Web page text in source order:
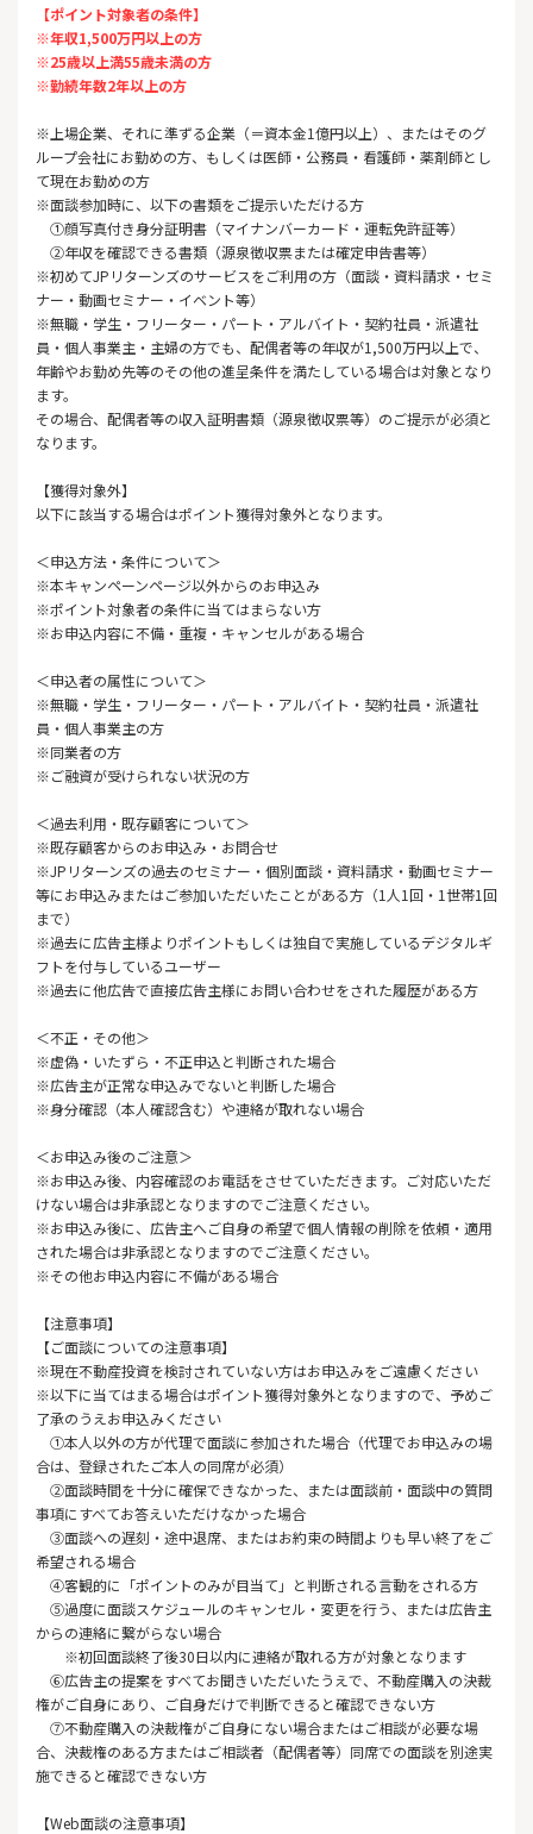
【ポイント対象者の条件】
※年収1,500万円以上の方
※25歳以上満55歳未満の方
※勤続年数2年以上の方
※上場企業、それに準ずる企業（＝資本金1億円以上）、またはそのグ
ループ会社にお勤めの方、もしくは医師・公務員・看護師・薬剤師とし
て現在お勤めの方
※面談参加時に、以下の書類をご提示いただける方
①顔写真付き身分証明書（マイナンバーカード・運転免許証等）
②年収を確認できる書類（源泉徴収票または確定申告書等）
※初めてJPリターンズのサービスをご利用の方（面談・資料請求・セミ
ナー・動画セミナー・イベント等）
※無職・学生・フリーター・パート・アルバイト・契約社員・派遣社
員・個人事業主・主婦の方でも、配偶者等の年収が1,500万円以上で、
年齢やお勤め先等のその他の進呈条件を満たしている場合は対象となり
ます。
その場合、配偶者等の収入証明書類（源泉徴収票等）のご提示が必須と
なります。
【獲得対象外】
以下に該当する場合はポイント獲得対象外となります。
＜申込方法・条件について＞
※本キャンペーンページ以外からのお申込み
※ポイント対象者の条件に当てはまらない方
※お申込内容に不備・重複・キャンセルがある場合
＜申込者の属性について＞
※無職・学生・フリーター・パート・アルバイト・契約社員・派遣社
員・個人事業主の方
※同業者の方
※ご融資が受けられない状況の方
＜過去利用・既存顧客について＞
※既存顧客からのお申込み・お問合せ
※JPリターンズの過去のセミナー・個別面談・資料請求・動画セミナー
等にお申込みまたはご参加いただいたことがある方（1人1回・1世帯1回
まで）
※過去に広告主様よりポイントもしくは独自で実施しているデジタルギ
フトを付与しているユーザー
※過去に他広告で直接広告主様にお問い合わせをされた履歴がある方
＜不正・その他＞
※虚偽・いたずら・不正申込と判断された場合
※広告主が正常な申込みでないと判断した場合
※身分確認（本人確認含む）や連絡が取れない場合
＜お申込み後のご注意＞
※お申込み後、内容確認のお電話をさせていただきます。ご対応いただ
けない場合は非承認となりますのでご注意ください。
※お申込み後に、広告主へご自身の希望で個人情報の削除を依頼・適用
された場合は非承認となりますのでご注意ください。
※その他お申込内容に不備がある場合
【注意事項】
【ご面談についての注意事項】
※現在不動産投資を検討されていない方はお申込みをご遠慮ください
※以下に当てはまる場合はポイント獲得対象外となりますので、予めご
了承のうえお申込みください
①本人以外の方が代理で面談に参加された場合（代理でお申込みの場
合は、登録されたご本人の同席が必須）
②面談時間を十分に確保できなかった、または面談前・面談中の質問
事項にすべてお答えいただけなかった場合
③面談への遅刻・途中退席、またはお約束の時間よりも早い終了をご
希望される場合
④客観的に「ポイントのみが目当て」と判断される言動をされる方
⑤過度に面談スケジュールのキャンセル・変更を行う、または広告主
からの連絡に繋がらない場合
※初回面談終了後30日以内に連絡が取れる方が対象となります
⑥広告主の提案をすべてお聞きいただいたうえで、不動産購入の決裁
権がご自身にあり、ご自身だけで判断できると確認できない方
⑦不動産購入の決裁権がご自身にない場合またはご相談が必要な場
合、決裁権のある方またはご相談者（配偶者等）同席での面談を別途実
施できると確認できない方
【Web面談の注意事項】